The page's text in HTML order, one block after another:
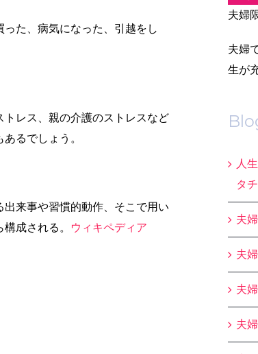
た、病気になった、引越をし
レス、親の介護のストレスなど
るでしょう。
来事や習慣的動作、そこで用い
成される。
ウィキペディア
夫婦
夫婦
生が
人
タ
夫
夫
夫
夫